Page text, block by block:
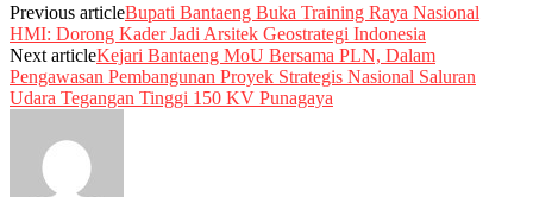
Previous articleBupati Bantaeng Buka Training Raya Nasional
HMI: Dorong Kader Jadi Arsitek Geostrategi Indonesia
Next articleKejari Bantaeng MoU Bersama PLN, Dalam
Pengawasan Pembangunan Proyek Strategis Nasional Saluran
Udara Tegangan Tinggi 150 KV Punagaya